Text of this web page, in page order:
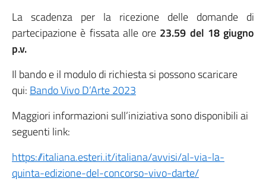
La scadenza per la ricezione delle domande di
partecipazione è fissata alle ore 23.59 del 18 giugno
p.v.
Il bando e il modulo di richiesta si possono scaricare
qui: Bando Vivo D’Arte 2023
Maggiori informazioni sull’iniziativa sono disponibili ai
seguenti link:
https://italiana.esteri.it/italiana/avvisi/al-via-la-
quinta-edizione-del-concorso-vivo-darte/